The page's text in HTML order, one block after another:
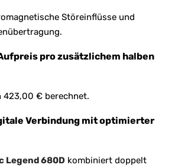
Störeinflüsse und
pro zusätzlichem halben
423,00 € berechnet.
Verbindung mit optimierter
Legend 680D kombiniert doppelt